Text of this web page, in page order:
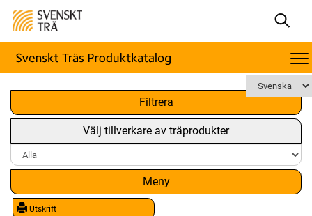
Filtrera
Välj tillverkare av träprodukter
Meny
Utskrift
x